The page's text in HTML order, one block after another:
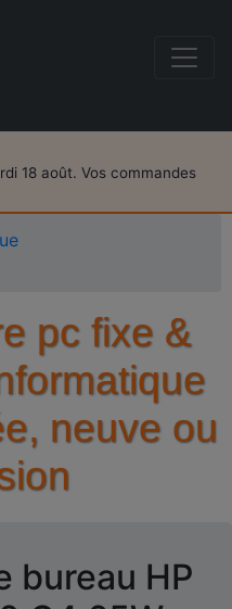
18 août. Vos commandes
pc fixe &
neuve ou
bureau HP